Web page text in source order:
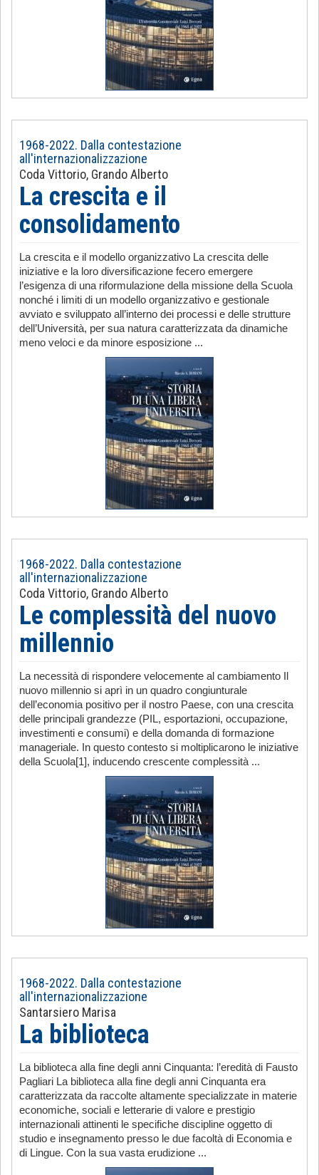
1968-2022. Dalla contestazione
all'internazionalizzazione
Coda Vittorio, Grando Alberto
La crescita e il
consolidamento
La crescita e il modello organizzativo La crescita delle
iniziative e la loro diversificazione fecero emergere
l’esigenza di una riformulazione della missione della Scuola
nonché i limiti di un modello organizzativo e gestionale
avviato e sviluppato all’interno dei processi e delle strutture
dell’Università, per sua natura caratterizzata da dinamiche
meno veloci e da minore esposizione ...
1968-2022. Dalla contestazione
all'internazionalizzazione
Coda Vittorio, Grando Alberto
Le complessità del nuovo
millennio
La necessità di rispondere velocemente al cambiamento Il
nuovo millennio si aprì in un quadro congiunturale
dell’economia positivo per il nostro Paese, con una crescita
delle principali grandezze (PIL, esportazioni, occupazione,
investimenti e consumi) e della domanda di formazione
manageriale. In questo contesto si moltiplicarono le iniziative
della Scuola[1], inducendo crescente complessità ...
1968-2022. Dalla contestazione
all'internazionalizzazione
Santarsiero Marisa
La biblioteca
La biblioteca alla fine degli anni Cinquanta: l’eredità di Fausto
Pagliari La biblioteca alla fine degli anni Cinquanta era
caratterizzata da raccolte altamente specializzate in materie
economiche, sociali e letterarie di valore e prestigio
internazionali attinenti le specifiche discipline oggetto di
studio e insegnamento presso le due facoltà di Economia e
di Lingue. Con la sua vasta erudizione ...